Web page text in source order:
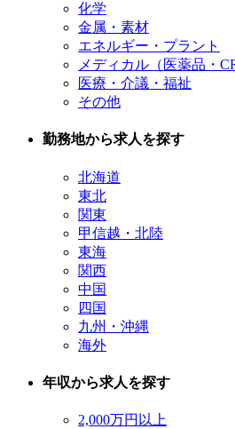
化学
金属・素材
エネルギー・プラント
メディカル（医薬品・
医療・介議・福祉
その他
勤務地から求人を探す
北海道
東北
関東
甲信越・北陸
東海
関西
中国
四国
九州・沖縄
海外
年収から求人を探す
2,000万円以上